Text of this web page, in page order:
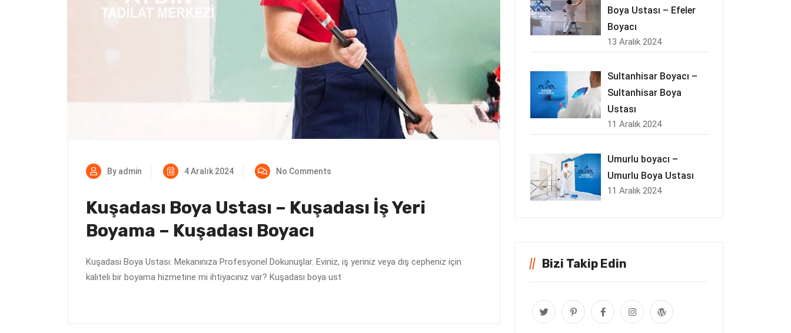
By admin 4 Aralık 2024 No Comments
Kuşadası Boya Ustası – Kuşadası İş Yeri
Boyama – Kuşadası Boyacı
Kuşadası Boya Ustası: Mekanınıza Profesyonel Dokunuşlar. Eviniz, iş yeriniz veya dış cepheniz için
kaliteli bir boyama hizmetine mi ihtiyacınız var? Kuşadası boya ust
Boya Ustası – Efeler
Boyacı
13 Aralık 2024
Sultanhisar Boyacı –
Sultanhisar Boya
Ustası
11 Aralık 2024
Umurlu boyacı –
Umurlu Boya Ustası
11 Aralık 2024
Bizi Takip Edin